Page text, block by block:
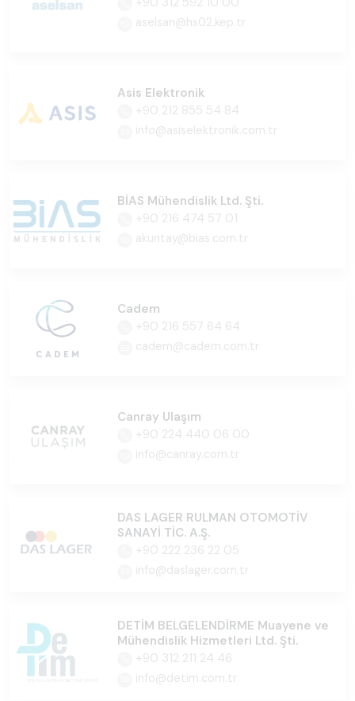
aselsan@hs02.kep.tr
Asis Elektronik
+90 212 855 54 84
info@asiselektronik.com.tr
BİAS Mühendislik Ltd. Şti.
+90 216 474 57 01
akuntay@bias.com.tr
Cadem
+90 216 557 64 64
cadem@cadem.com.tr
Canray Ulaşım
+90 224 440 06 00
info@canray.com.tr
DAS LAGER RULMAN OTOMOTİV
SANAYİ TİC. A.Ş.
+90 222 236 22 05
info@daslager.com.tr
DETİM BELGELENDİRME Muayene ve
Mühendislik Hizmetleri Ltd. Şti.
+90 312 211 24 46
info@detim.com.tr